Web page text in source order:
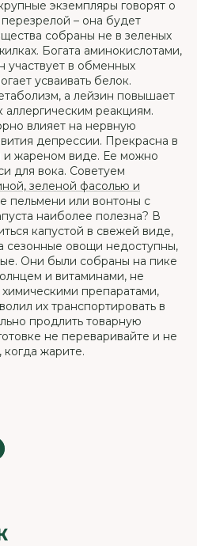
экземпляры говорят о
– она будет
собраны не в зеленых
Богата аминокислотами,
участвует в обменных
усваивать белок.
а лейзин повышает
аллергическим реакциям.
влияет на нервную
депрессии. Прекрасна в
и жареном виде. Ее можно
для вока. Советуем
зеленой фасолью и
пельмени или вонтоны с
наиболее полезна? В
капустой в свежей виде,
сезонные овощи недоступны,
Они были собраны на пике
и витаминами, не
препаратами,
их транспортировать в
продлить товарную
не переваривайте и не
когда жарите.